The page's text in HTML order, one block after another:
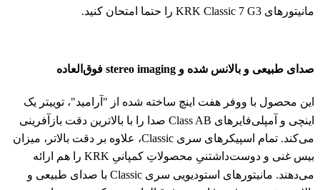
مانیتورهای KRK Classic 7 G3 را حتما امتحان کنید.
صدای طبیعی و بالانس شده و stereo imaging فوق‌العاده
این محصول با ووفر هفت اینچ ساخته شده از "آرامید"، توییتر یک
اینچی و آمپلی‌فایرهای Class AB صدا را با بالاترین دقت بازآفرینی
می‌کند. تمام اسپیکرهای سری Classic، علاوه بر دقت بالاتر، میزان
بیس غنی و دوست‌داشتنیِ محصولاتِ کمپانیِ KRK را هم ارائه
می‌دهند. مانیتورهای استودیویی سری Classic با صدای طبیعی و